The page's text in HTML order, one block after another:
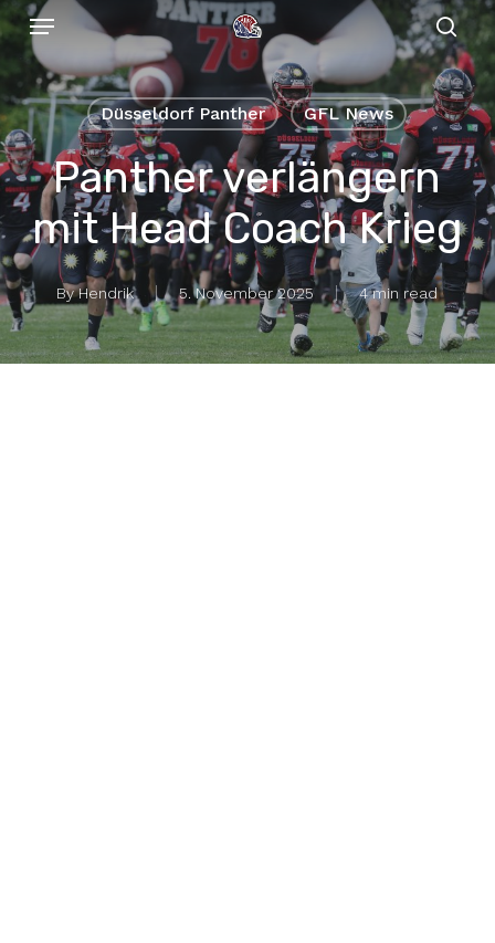
Skip
main
content
Menu
Düsseldorf Panther GFL News
Panther verlängern
mit Head Coach Krieg
By Hendrik 5. November 2025 4 min read